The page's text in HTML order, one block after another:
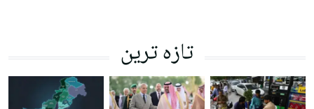
تازہ ترین